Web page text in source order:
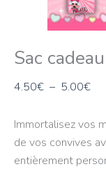
Sac
4.50€ – 5.00€
Immortalisez vos
de vos convives
entièrement